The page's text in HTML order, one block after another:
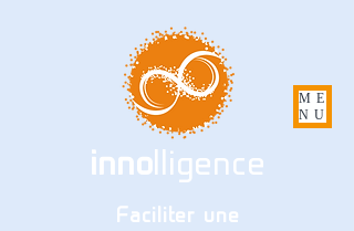
ME
NU
Faciliter une
innolligence